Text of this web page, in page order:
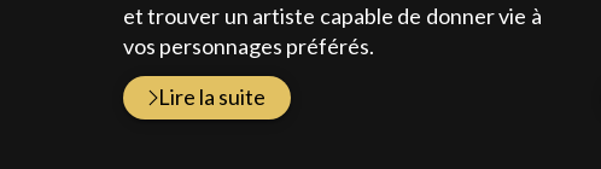
et trouver un artiste capable de donner vie à
vos personnages préférés.
Lire la suite